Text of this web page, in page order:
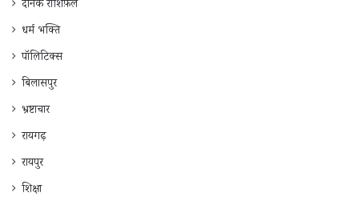
दैनिक राशिफ़ल
धर्म भक्ति
पॉलिटिक्स
बिलासपुर
भ्रष्टाचार
रायगढ़
रायपुर
शिक्षा